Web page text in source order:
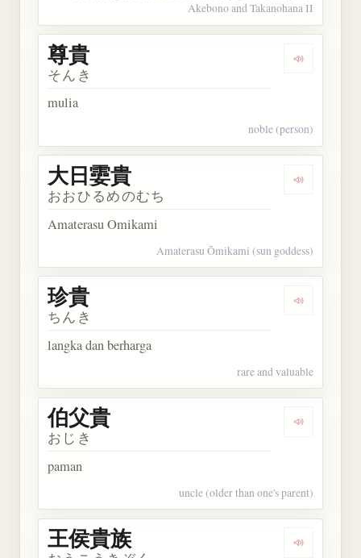
Akebono and Takanohana II
Dengarkan
尊貴
そんき
mulia
noble (person)
Dengarkan
大日孁貴
おおひるめのむち
Amaterasu Omikami
Amaterasu Ōmikami (sun goddess)
Dengarkan
珍貴
ちんき
langka dan berharga
rare and valuable
Dengarkan
伯父貴
おじき
paman
uncle (older than one's parent)
Dengarkan
王侯貴族